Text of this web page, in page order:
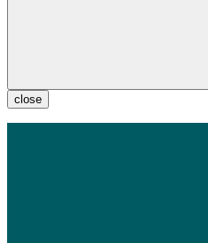
close